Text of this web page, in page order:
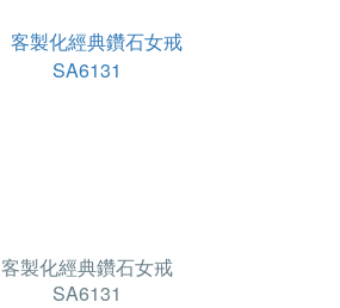
客製化經典鑽石女戒
SA6131